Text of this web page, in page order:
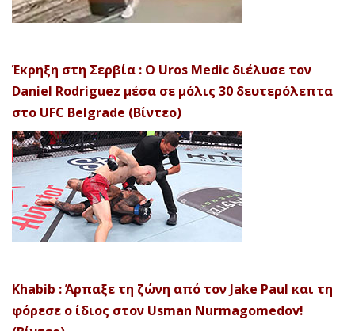
Έκρηξη στη Σερβία : Ο Uros Medic διέλυσε τον
Daniel Rodriguez μέσα σε μόλις 30 δευτερόλεπτα
στο UFC Belgrade (Βίντεο)
Khabib : Άρπαξε τη ζώνη από τον Jake Paul και τη
φόρεσε ο ίδιος στον Usman Nurmagomedov!